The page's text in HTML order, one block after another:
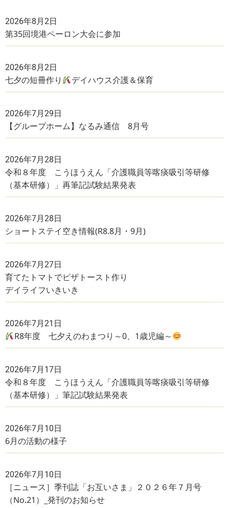
2026年8月2日
第35回境港ペーロン大会に参加
2026年8月2日
七夕の短冊作り デイハウス介護＆保育
2026年7月29日
【グループホーム】なるみ通信 8月号
2026年7月28日
令和８年度 こうほうえん「介護職員等喀痰吸引等研修
（基本研修）」再筆記試験結果発表
2026年7月28日
ショートステイ空き情報(R8.8月・9月)
2026年7月27日
育てたトマトでピザトースト作り
デイライフいきいき
2026年7月21日
R8年度 七夕えのわまつり～0、1歳児編～
2026年7月17日
令和８年度 こうほうえん「介護職員等喀痰吸引等研修
（基本研修）」筆記試験結果発表
2026年7月10日
6月の活動の様子
2026年7月10日
［ニュース］季刊誌「お互いさま」２０２６年７月号
（No.21）_発刊のお知らせ